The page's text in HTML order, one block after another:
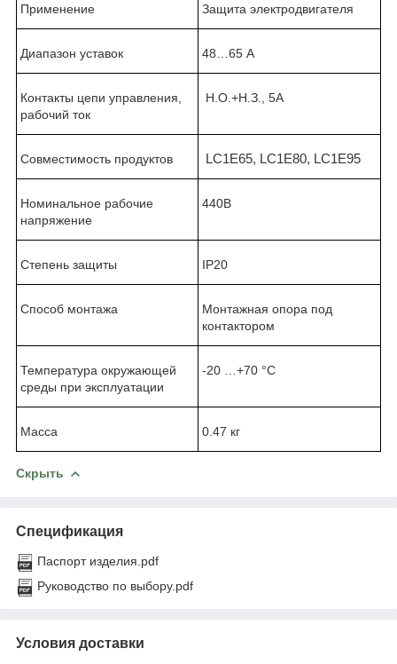
Применение Защита электродвигателя
Диапазон уставок 48…65 A
Контакты цепи управления,
рабочий ток
Н.О.+Н.З., 5А
Совместимость продуктов LC1E65, LC1E80, LC1E95
Номинальное рабочие
напряжение
440В
Степень защиты IP20
Способ монтажа
Монтажная опора под
контактором
Температура окружающей
среды при эксплуатации
-20 …+70 °C
Масса 0.47 кг
Скрыть
Спецификация
Паспорт изделия.pdf
Руководство по выбору.pdf
Условия доставки